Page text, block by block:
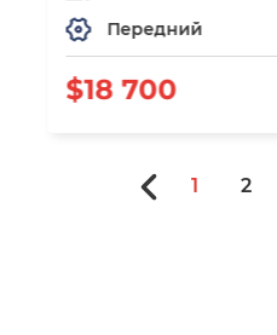
Передний
$18 700
1 2